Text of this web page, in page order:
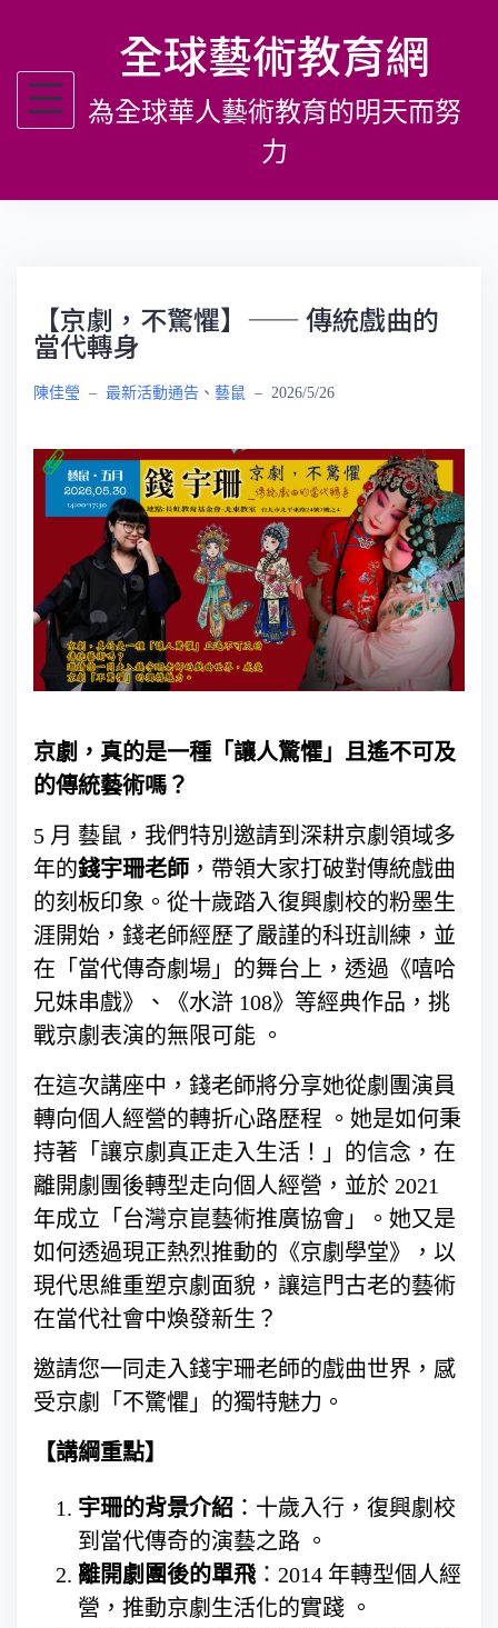
主
全球藝術教育網
為全球華人藝術教育的明天而努
力
【京劇，不驚懼】—— 傳統戲曲的
當代轉身
陳佳瑩 – 最新活動通告 、 藝鼠 – 2026/5/26
京劇，真的是一種「讓人驚懼」且遙不可及
的傳統藝術嗎？
5 月 藝鼠，我們特別邀請到深耕京劇領域多
年的錢宇珊老師 ，帶領大家打破對傳統戲曲
的刻板印象。從十歲踏入復興劇校的粉墨生
涯開始，錢老師經歷了嚴謹的科班訓練，並
在「當代傳奇劇場」的舞台上，透過《嘻哈
兄妹串戲》、《水滸 108》等經典作品，挑
戰京劇表演的無限可能 。
在這次講座中，錢老師將分享她從劇團演員
轉向個人經營的轉折心路歷程 。她是如何秉
持著「讓京劇真正走入生活！」的信念，在
離開劇團後轉型走向個人經營，並於 2021
年成立「台灣京崑藝術推廣協會」。她又是
如何透過現正熱烈推動的《京劇學堂》，以
現代思維重塑京劇面貌，讓這門古老的藝術
在當代社會中煥發新生？
邀請您一同走入錢宇珊老師的戲曲世界，感
受京劇「不驚懼」的獨特魅力。
【講綱重點】
宇珊的背景介紹 ：十歲入行，復興劇校
到當代傳奇的演藝之路 。
離開劇團後的單飛：2014 年轉型個人經
營，推動京劇生活化的實踐 。